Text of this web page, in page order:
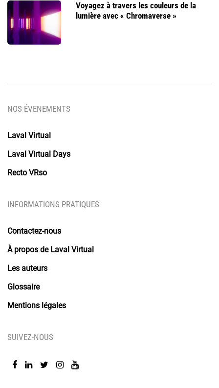
Voyagez à travers les couleurs de la
lumière avec « Chromaverse »
NOS ÉVENEMENTS
Laval Virtual
Laval Virtual Days
Recto VRso
INFORMATIONS PRATIQUES
Contactez-nous
À propos de Laval Virtual
Les auteurs
Glossaire
Mentions légales
SUIVEZ-NOUS